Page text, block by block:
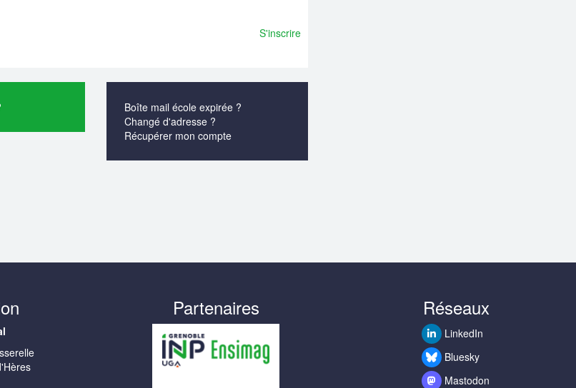
S'inscrire
Boîte mail école expirée ?
Changé d'adresse ?
Récupérer mon compte
Partenaires Réseaux
LinkedIn
Bluesky
Mastodon